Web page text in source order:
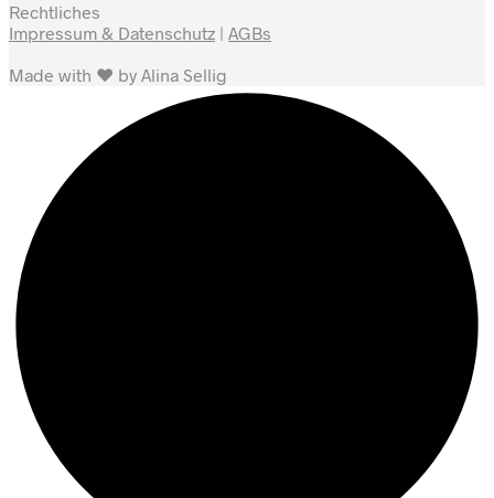
Rechtliches
Impressum & Datenschutz | AGBs
Made with ♥ by Alina Sellig